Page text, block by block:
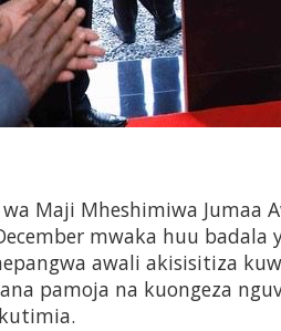
Maji Mheshimiwa Jumaa
mwaka huu badala
awali akisisitiza
pamoja na kuongeza